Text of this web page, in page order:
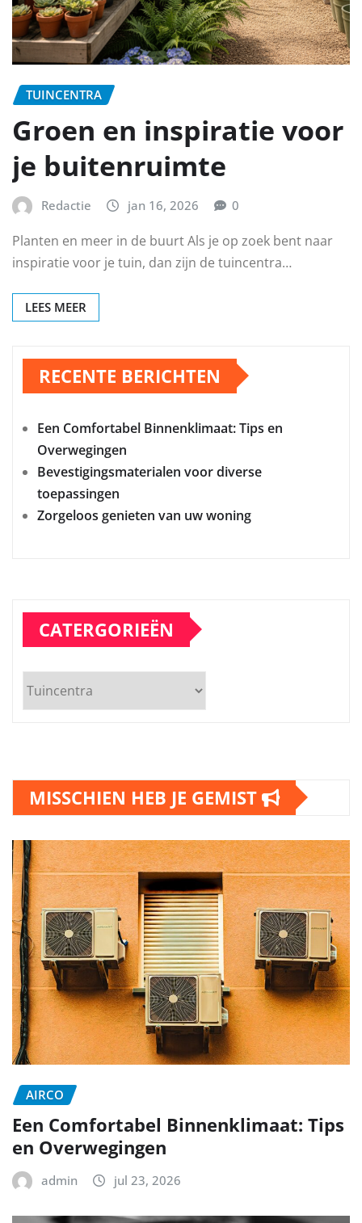
TUINCENTRA
Groen en inspiratie voor
je buitenruimte
Redactie jan 16, 2026 0
Planten en meer in de buurt Als je op zoek bent naar
inspiratie voor je tuin, dan zijn de tuincentra…
LEES MEER
RECENTE BERICHTEN
Een Comfortabel Binnenklimaat: Tips en
Overwegingen
Bevestigingsmaterialen voor diverse
toepassingen
Zorgeloos genieten van uw woning
CATERGORIEËN
Catergorieën
MISSCHIEN HEB JE GEMIST
AIRCO
Een Comfortabel Binnenklimaat: Tips
en Overwegingen
admin jul 23, 2026